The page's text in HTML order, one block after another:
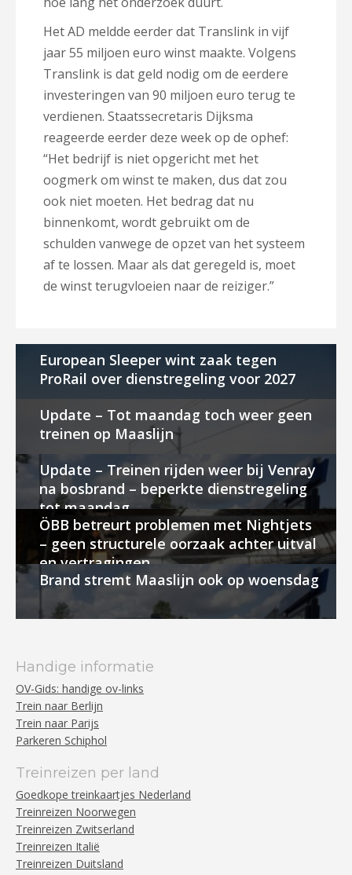
Het AD meldde eerder dat Translink in vijf
jaar 55 miljoen euro winst maakte. Volgens
Translink is dat geld nodig om de eerdere
investeringen van 90 miljoen euro terug te
verdienen. Staatssecretaris Dijksma
reageerde eerder deze week op de ophef:
“Het bedrijf is niet opgericht met het
oogmerk om winst te maken, dus dat zou
ook niet moeten. Het bedrag dat nu
binnenkomt, wordt gebruikt om de
schulden vanwege de opzet van het systeem
af te lossen. Maar als dat geregeld is, moet
de winst terugvloeien naar de reiziger.”
European Sleeper wint zaak tegen
ProRail over dienstregeling voor 2027
Update – Tot maandag toch weer geen
treinen op Maaslijn
Update – Treinen rijden weer bij Venray
na bosbrand – beperkte dienstregeling
tot maandag
ÖBB betreurt problemen met Nightjets
– geen structurele oorzaak achter uitval
en vertragingen
Brand stremt Maaslijn ook op woensdag
Handige informatie
OV-Gids: handige ov-links
Trein naar Berlijn
Trein naar Parijs
Parkeren Schiphol
Treinreizen per land
Goedkope treinkaartjes Nederland
Treinreizen Noorwegen
Treinreizen Zwitserland
Treinreizen Italië
Treinreizen Duitsland